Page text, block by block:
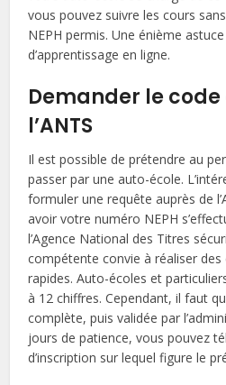
vous pouvez suivre les cours
NEPH permis. Une énième
d’apprentissage en ligne.
Demander le
l’ANTS
Il est possible de prétendre au
passer par une auto-école.
formuler une requête auprès de
avoir votre numéro NEPH
l’Agence National des Titres
compétente convie à réaliser
rapides. Auto-écoles et
à 12 chiffres. Cependant, il faut
complète, puis validée par
jours de patience, vous pouvez
d’inscription sur lequel figure le